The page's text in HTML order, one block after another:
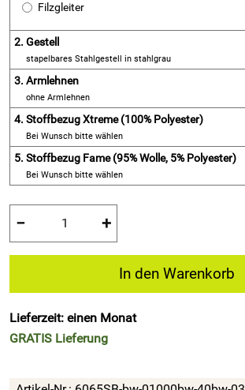
Filzgleiter
2. Gestell
stapelbares Stahlgestell in stahlgrau
3. Armlehnen
ohne Armlehnen
4. Stoffbezug Xtreme (100% Polyester)
Bei Wunsch bitte wählen
5. Stoffbezug Fame (95% Wolle, 5% Polyester)
Bei Wunsch bitte wählen
− +
In den Warenkorb
Lieferzeit: einen Monat
GRATIS Lieferung